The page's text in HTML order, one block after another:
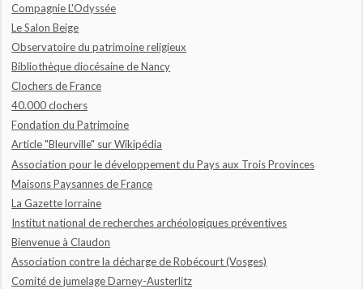
Compagnie L'Odyssée
Le Salon Beige
Observatoire du patrimoine religieux
Bibliothèque diocésaine de Nancy
Clochers de France
40.000 clochers
Fondation du Patrimoine
Article "Bleurville" sur Wikipédia
Association pour le développement du Pays aux Trois Provinces
Maisons Paysannes de France
La Gazette lorraine
Institut national de recherches archéologiques préventives
Bienvenue à Claudon
Association contre la décharge de Robécourt (Vosges)
Comité de jumelage Darney-Austerlitz